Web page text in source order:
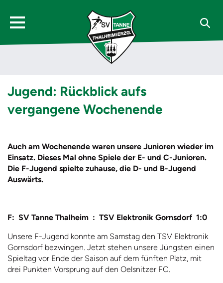
Jugend: Rückblick aufs
vergangene Wochenende
Auch am Wochenende waren unsere Junioren wieder im
Einsatz. Dieses Mal ohne Spiele der E- und C-Junioren.
Die F-Jugend spielte zuhause, die D- und B-Jugend
Auswärts.
F: SV Tanne Thalheim : TSV Elektronik Gornsdorf 1:0
Unsere F-Jugend konnte am Samstag den TSV Elektronik
Gornsdorf bezwingen. Jetzt stehen unsere Jüngsten einen
Spieltag vor Ende der Saison auf dem fünften Platz, mit
drei Punkten Vorsprung auf den Oelsnitzer FC.